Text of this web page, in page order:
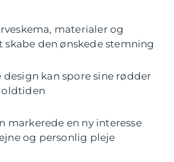
materialer og
skabe den ønskede stemning
kan spore sine rødder
markerede en ny interesse
og personlig pleje